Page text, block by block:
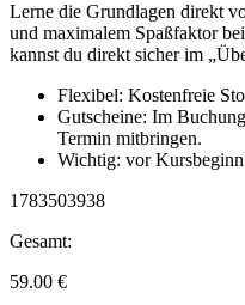
Lerne die Grundlagen direkt
und maximalem Spaßfaktor
kannst du direkt sicher im
Flexibel: Kostenfreie
Gutscheine: Im
Termin mitbringen.
Wichtig: vor
1783503938
Gesamt:
59.00 €